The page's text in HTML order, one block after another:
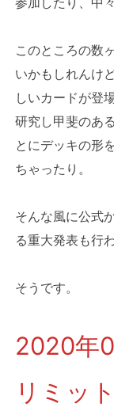
このところの数
いかもしれんけ
しいカードが登
研究し甲斐のあ
とにデッキの形
ちゃったり。
そんな風に公式
る重大発表も行
そうです。
2020年
リミッ